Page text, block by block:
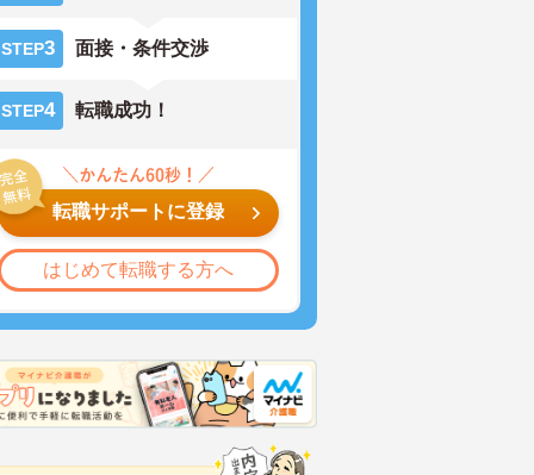
STEP3 面接・条件交渉
STEP4 転職成功！
転職サポートに登録
はじめて転職する方へ